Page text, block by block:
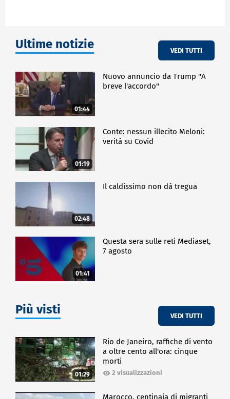
Ultime notizie VEDI TUTTI
01:44
Nuovo annuncio da Trump "A
breve l'accordo"
01:19
Conte: nessun illecito Meloni:
verità su Covid
02:48
Il caldissimo non dà tregua
01:41
Questa sera sulle reti Mediaset,
7 agosto
Più visti VEDI TUTTI
01:29
Rio de Janeiro, raffiche di vento
a oltre cento all'ora: cinque
morti
2 visualizzazioni
Marocco, centinaia di migranti